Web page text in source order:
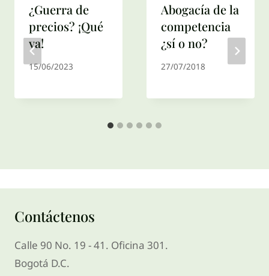
¿Guerra de
precios? ¡Qué
va!
15/06/2023
Abogacía de la
competencia
¿sí o no?
27/07/2018
Contáctenos
Calle 90 No. 19 - 41. Oficina 301.
Bogotá D.C.